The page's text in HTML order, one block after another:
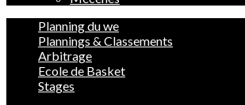
Planning du we
Plannings & Classements
Arbitrage
Ecole de Basket
Stages